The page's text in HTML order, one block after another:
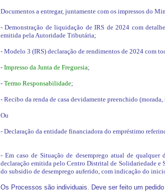
Documentos a entregar, juntamente com os impressos do
- Demonstração de liquidação de IRS de 2024 com
emitida pela Autoridade Tributária;
- Modelo 3 (IRS) declaração de rendimentos de 2024 com
- Impresso da Junta de Freguesia;
- Termo Responsabilidade;
- Recibo da renda de casa devidamente preenchido
Ou
- Declaração da entidade financiadora do empréstimo
- Em caso de Situação de desemprego atual de qualquer
declaração emitida pelo Centro Distrital de Solidariedade e
do subsidio de desemprego auferido, com indicação do
Os Processos são individuais. Deve ser feito um